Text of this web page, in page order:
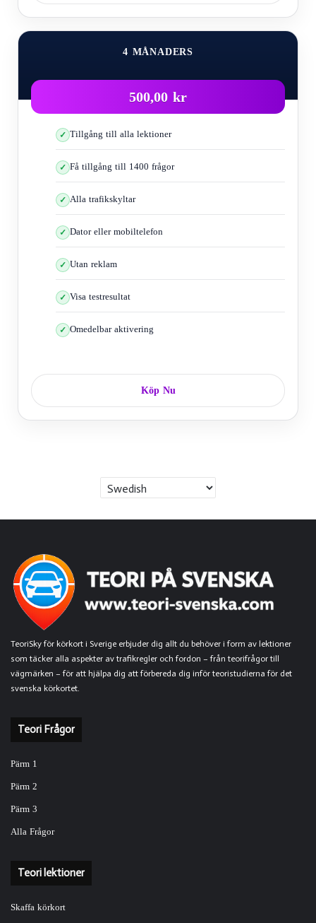
4 MÅNADERS
500,00 kr
Tillgång till alla lektioner
Få tillgång till 1400 frågor
Alla trafikskyltar
Dator eller mobiltelefon
Utan reklam
Visa testresultat
Omedelbar aktivering
Köp Nu
TeoriSky för körkort i Sverige erbjuder dig allt du behöver i form av lektioner
som täcker alla aspekter av trafikregler och fordon – från teorifrågor till
vägmärken – för att hjälpa dig att förbereda dig inför teoristudierna för det
svenska körkortet.
Teori Frågor
Pärm 1
Pärm 2
Pärm 3
Alla Frågor
Teori lektioner
Skaffa körkort